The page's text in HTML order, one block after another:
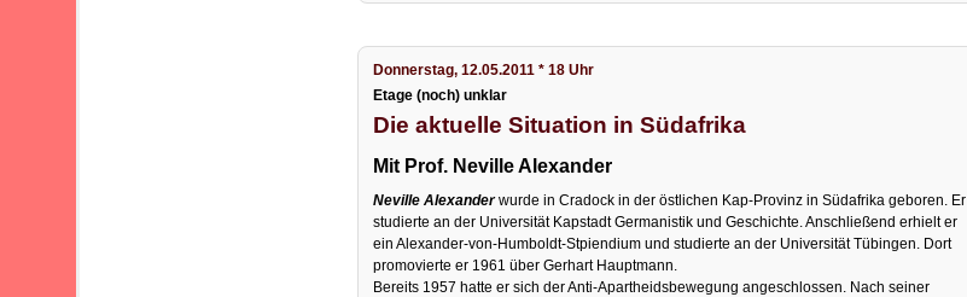
Donnerstag, 12.05.2011 * 18 Uhr
Etage (noch) unklar
Die aktuelle Situation in Südafrika
Mit Prof. Neville Alexander
NevilleAlexanderwurde in Cradock in der östlichen Kap-Provinz in Südafrika geboren. Er
studierte an der Universität Kapstadt Germanistik und Geschichte. Anschließend erhielt er
ein Alexander-von-Humboldt-Stpiendium und studierte an der Universität Tübingen. Dort
promovierte er 1961 über Gerhart Hauptmann.
Bereits 1957 hatte er sich der Anti-Apartheidsbewegung angeschlossen. Nach seiner